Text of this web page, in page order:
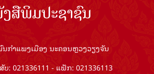
ສືພິມປະຊາຊົນ
ກຳແພງເມືອງ ນະຄອນຫຼວງວຽງຈັນ
ບ: 021336111 - ແຟັກ: 021336113